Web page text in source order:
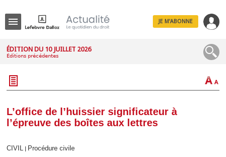
JE M'ABONNE
ÉDITION DU 10 JUILLET 2026
Éditions précédentes
L’office de l’huissier significateur à
l’épreuve des boîtes aux lettres
CIVIL
Procédure civile